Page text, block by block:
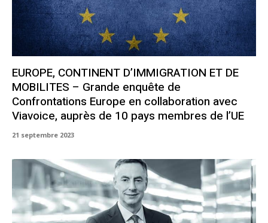
EUROPE, CONTINENT D’IMMIGRATION ET DE
MOBILITES – Grande enquête de
Confrontations Europe en collaboration avec
Viavoice, auprès de 10 pays membres de l’UE
21 septembre 2023